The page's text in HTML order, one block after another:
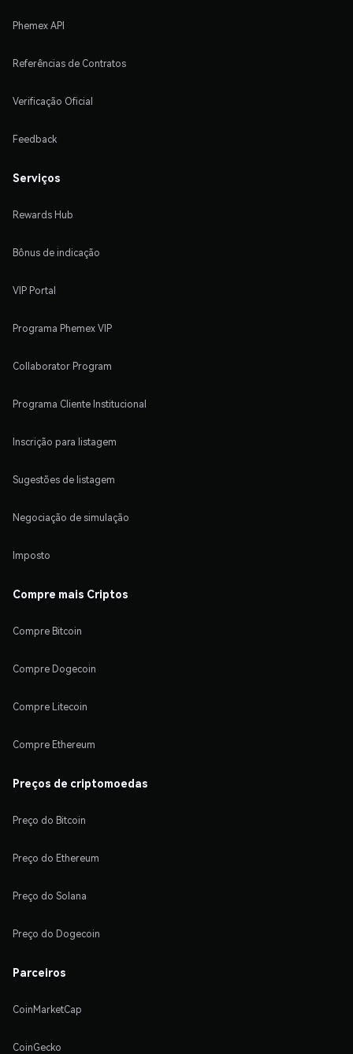
Phemex API
Referências de Contratos
Verificação Oficial
Feedback
Serviços
Rewards Hub
Bônus de indicação
VIP Portal
Programa Phemex VIP
Collaborator Program
Programa Cliente Institucional
Inscrição para listagem
Sugestões de listagem
Negociação de simulação
Imposto
Compre mais Criptos
Compre Bitcoin
Compre Dogecoin
Compre Litecoin
Compre Ethereum
Preços de criptomoedas
Preço do Bitcoin
Preço do Ethereum
Preço do Solana
Preço do Dogecoin
Parceiros
CoinMarketCap
CoinGecko